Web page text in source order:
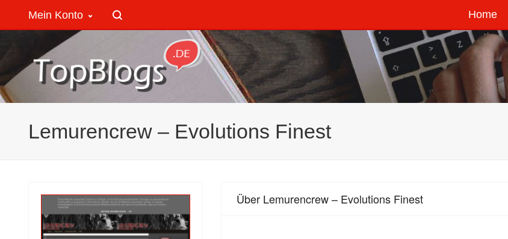
Home
Mein Konto
Lemurencrew – Evolutions Finest
Über Lemurencrew – Evolutions Finest